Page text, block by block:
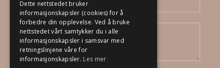
Dette nettstedet bruker
informasjonskapsler (cookies) for å
forbedre din opplevelse. Ved å bruke
nettstedet vårt samtykker du i alle
informasjonskapsler i samsvar med
retningslinjene våre for
informasjonskapsler. Les mer